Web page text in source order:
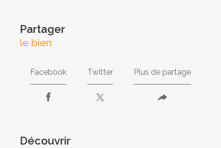
partager
le bien
Facebook Twitter Plus de partage
découvrir